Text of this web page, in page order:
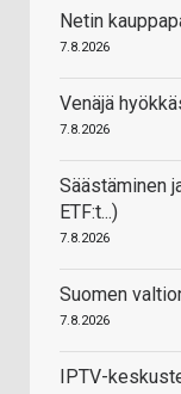
Netin
7.8.2026
Venäjä
7.8.2026
Säästäminen
ETF:t...)
7.8.2026
Suomen
7.8.2026
IPTV-